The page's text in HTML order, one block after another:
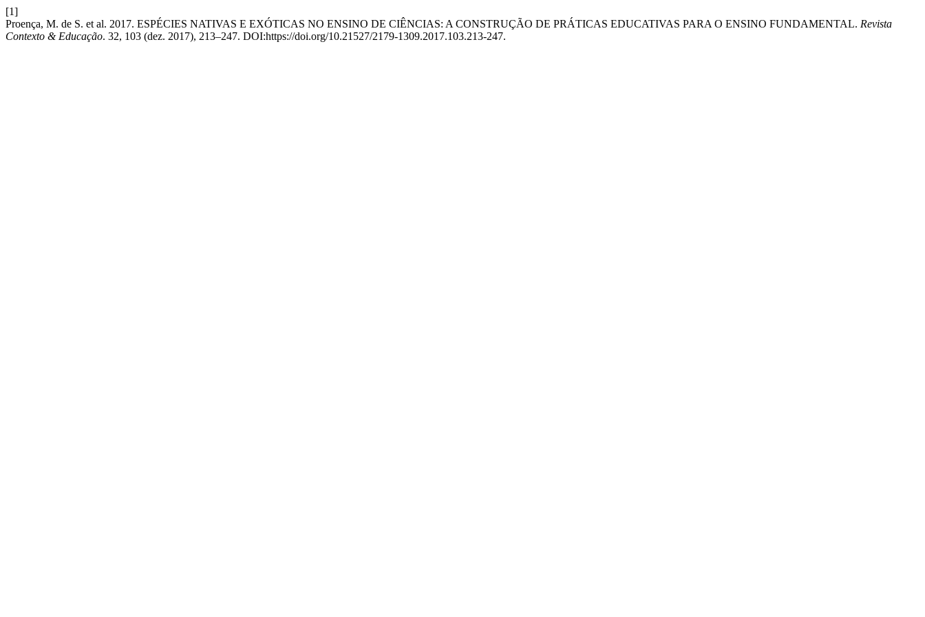
[1]
Proença, M. de S. et al. 2017. ESPÉCIES NATIVAS E EXÓTICAS NO ENSINO DE CIÊNCIAS: A CONSTRUÇÃO DE PRÁTICAS EDUCATIVAS PARA O ENSINO FUNDAMENTAL. Revista
Contexto & Educação. 32, 103 (dez. 2017), 213–247. DOI:https://doi.org/10.21527/2179-1309.2017.103.213-247.